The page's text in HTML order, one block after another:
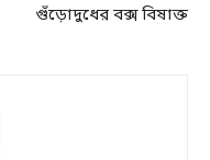
গুঁড়োদুধের বক্স বিষাক্ত